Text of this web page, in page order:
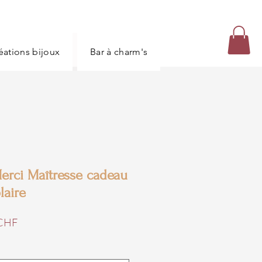
bijoux Bar à charm's Carte bijoux
Maîtresse cadeau
Prix